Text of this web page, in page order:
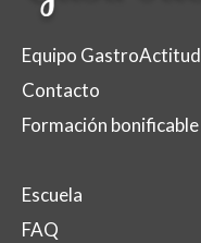
Equipo GastroActitud
Contacto
Formación bonificable
Escuela
FAQ